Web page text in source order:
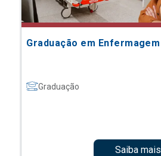
Graduação em Enfermagem
Graduação
Saiba mais